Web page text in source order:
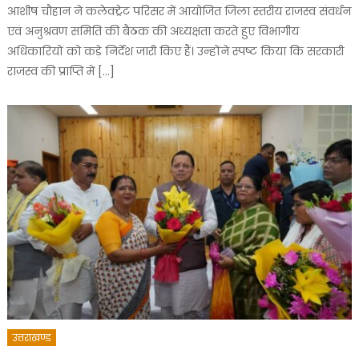
आशीष चौहान ने कलेक्ट्रेट परिसर में आयोजित जिला स्तरीय राजस्व संवर्धन
एवं अनुश्रवण समिति की बैठक की अध्यक्षता करते हुए विभागीय
अधिकारियों को कड़े निर्देश जारी किए हैं। उन्होंने स्पष्ट किया कि सरकारी
राजस्व की प्राप्ति में […]
उत्तराखण्ड